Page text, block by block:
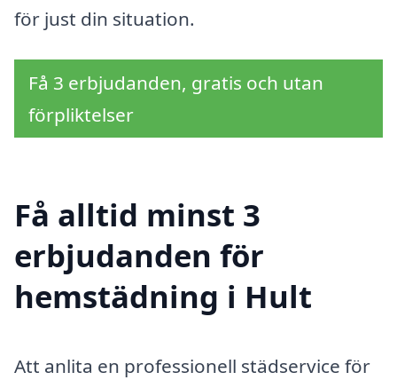
för just din situation.
Få 3 erbjudanden, gratis och utan
förpliktelser
Få alltid minst 3
erbjudanden för
hemstädning i Hult
Att anlita en professionell städservice för